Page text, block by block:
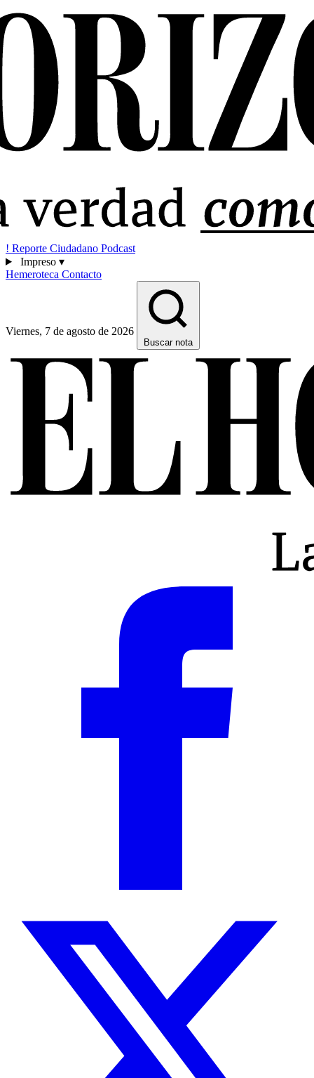
! Reporte Ciudadano Podcast
Impreso ▾
Hemeroteca Contacto
Viernes, 7 de agosto de 2026
Buscar nota